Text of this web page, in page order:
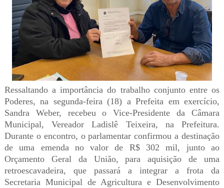
Ressaltando a importância do trabalho conjunto entre os
Poderes, na segunda-feira (18) a Prefeita em exercício,
Sandra Weber, recebeu o Vice-Presidente da Câmara
Municipal, Vereador Ladislê Teixeira, na Prefeitura.
Durante o encontro, o parlamentar confirmou a destinação
de uma emenda no valor de R$ 302 mil, junto ao
Orçamento Geral da União, para aquisição de uma
retroescavadeira, que passará a integrar a frota da
Secretaria Municipal de Agricultura e Desenvolvimento